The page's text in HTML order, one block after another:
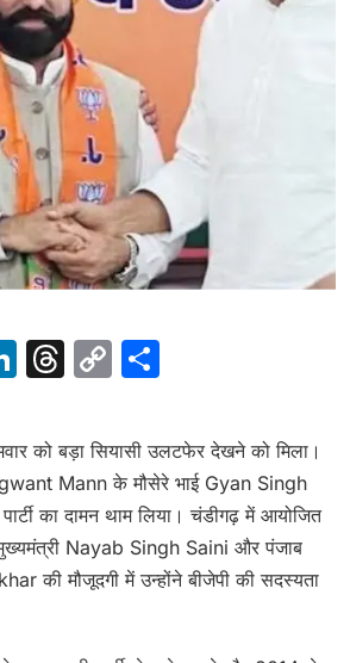
LinkedIn
Threads
Copy
को बड़ा सियासी उलटफेर देखने को मिला।
Mann के मौसेरे भाई Gyan Singh
का दामन थाम लिया। चंडीगढ़ में आयोजित
मुख्यमंत्री Nayab Singh Saini और पंजाब
की मौजूदगी में उन्होंने बीजेपी की सदस्यता